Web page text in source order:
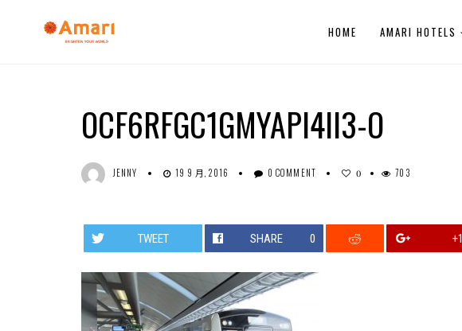
HOME AMARI HOTELS
OCF6RFGC1GMYAPI4II3-O
JENNY 19 9 月, 2016 0 COMMENT 0 703
TWEET SHARE 0 +1